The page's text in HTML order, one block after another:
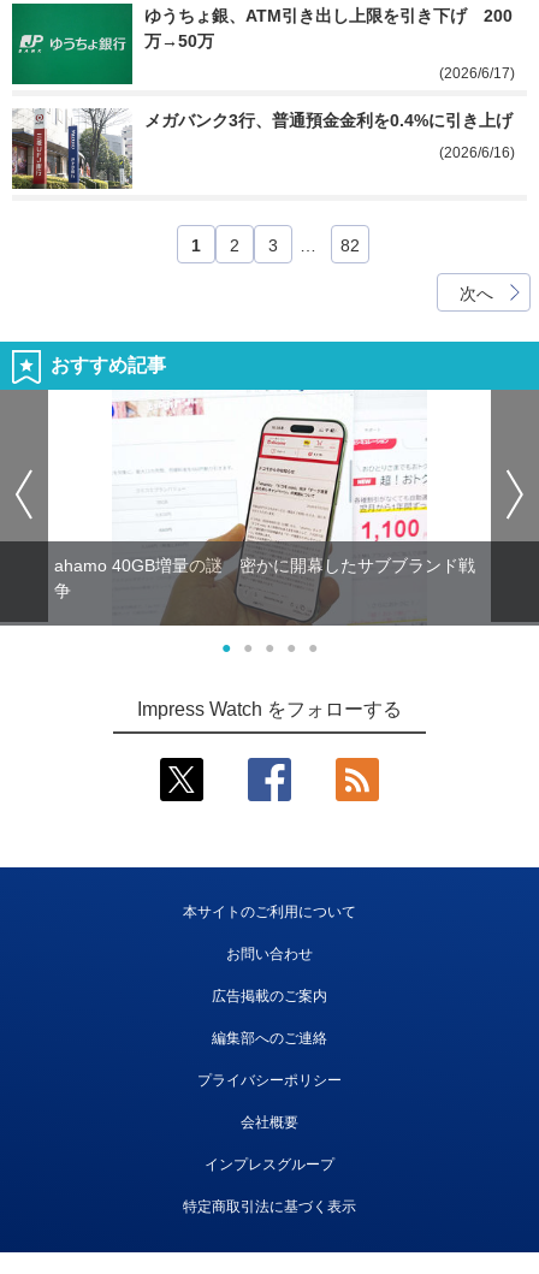
ゆうちょ銀、ATM引き出し上限を引き下げ　200
万→50万
(2026/6/17)
メガバンク3行、普通預金金利を0.4%に引き上げ
(2026/6/16)
1 2 3 82
次へ
おすすめ記事
ahamo 40GB増量の謎 密かに開幕したサブブランド戦
争
● ● ● ● ●
Impress Watch をフォローする
本サイトのご利用について
お問い合わせ
広告掲載のご案内
編集部へのご連絡
プライバシーポリシー
会社概要
インプレスグループ
特定商取引法に基づく表示